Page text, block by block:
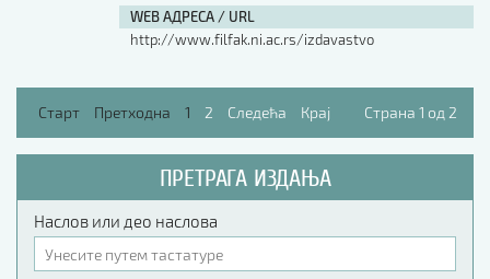
WEB АДРЕСА / URL
http://www.filfak.ni.ac.rs/izdavastvo
Старт Претходна 1 2 Следећа Крај Страна 1 од 2
ПРЕТРАГА ИЗДАЊА
Наслов или део наслова